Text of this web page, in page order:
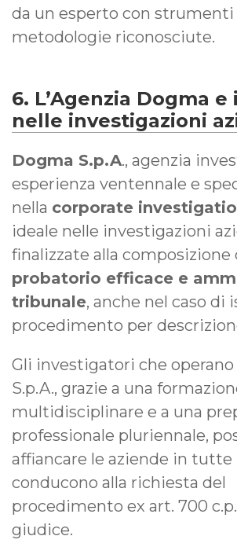
da un esperto con
metodologie riconosciute.
6. L’Agenzia Dogma
nelle investigazioni
Dogma S.p.A., agenzia
esperienza ventennale e
nella corporate
ideale nelle investigazioni
finalizzate alla composizione
probatorio efficace e
tribunale, anche nel caso di
procedimento per
Gli investigatori che
S.p.A., grazie a una
multidisciplinare e a una
professionale pluriennale,
affiancare le aziende in tutte
conducono alla richiesta del
procedimento ex art. 700
giudice.